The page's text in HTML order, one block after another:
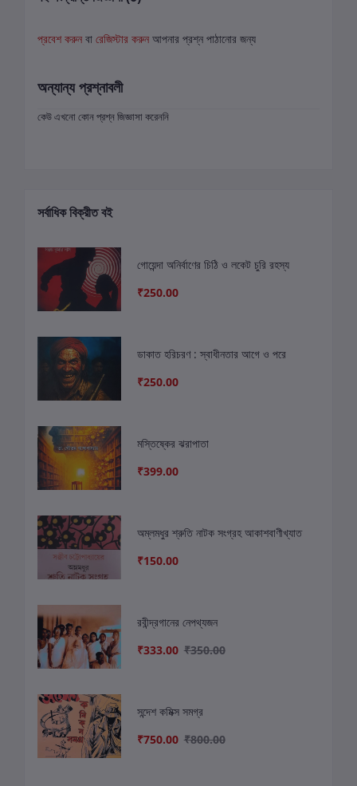
প্রবেশ করুন বা রেজিস্টার করুন আপনার প্রশ্ন পাঠানোর জন্য
অন্যান্য প্রশ্নাবলী
কেউ এখনো কোন প্রশ্ন জিজ্ঞাসা করেননি
সর্বাধিক বিক্রীত বই
গোয়েন্দা অনির্বাণের চিঠি ও লকেট চুরি রহস্য
₹250.00
ডাকাত হরিচরণ : স্বাধীনতার আগে ও পরে
₹250.00
মস্তিষ্কের ঝরাপাতা
₹399.00
অম্লমধুর শ্রুতি নাটক সংগ্রহ আকাশবাণীখ্যাত
₹150.00
রবীন্দ্রগানের নেপথ্যজন
₹333.00 ₹350.00
সন্দেশ কমিক্স সমগ্র
₹750.00 ₹800.00